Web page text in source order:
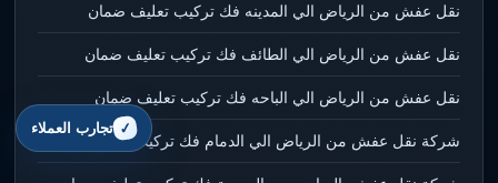
نقل عفش من الرياض الي المدينه فك تركيب تعليف ضمان
نقل عفش من الرياض الي الطائف فك تركيب تعليف ضمان
نقل عفش من الرياض الي الباحه فك تركيب تعليف ضمان
شركة نقل عفش من الرياض الي الدمام فك تركيب تعليف ضمان
تجارب العملاء